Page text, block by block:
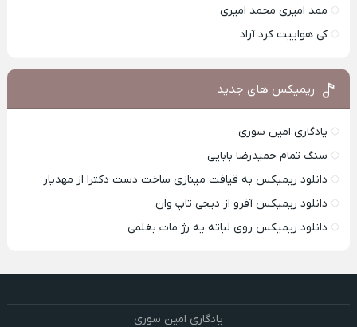
ممد امیری محمد امیری
کی هواییت کرد آراد
ریمیکس های جدید
یادگاری امین سوری
سنگ تمام حمیدرضا بابایی
دانلود ریمیکس به قیافت مینازی ساخت دست دکترا از مهدیار
دانلود ریمیکس آفرو از ديجی تاپ وان
دانلود ریمیکس روی لباته یه رژ مات بغلمی
یادگاری امین سوری